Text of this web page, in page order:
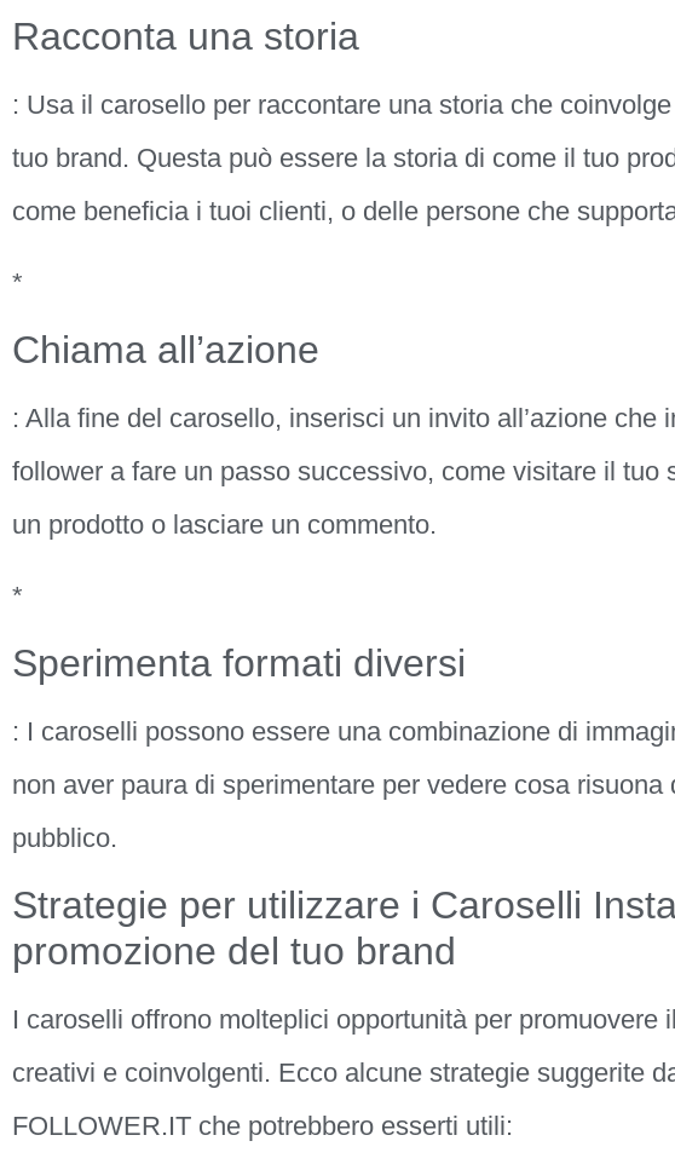
Racconta una storia
: Usa il carosello per raccontare una storia che
tuo brand. Questa può essere la storia di come il tuo
come beneficia i tuoi clienti, o delle persone che
*
Chiama all’azione
: Alla fine del carosello, inserisci un invito all’azione che
follower a fare un passo successivo, come visitare il tuo
un prodotto o lasciare un commento.
*
Sperimenta formati diversi
: I caroselli possono essere una combinazione di
non aver paura di sperimentare per vedere cosa risuona
pubblico.
Strategie per utilizzare i Caroselli
promozione del tuo brand
I caroselli offrono molteplici opportunità per promuovere
creativi e coinvolgenti. Ecco alcune strategie suggerite
FOLLOWER.IT che potrebbero esserti utili: